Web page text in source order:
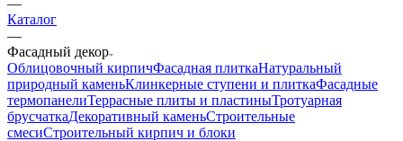
Каталог
—
Фасадный декор
Облицовочный кирпичФасадная плиткаНатуральный
природный каменьКлинкерные ступени и плиткаФасадные
термопанелиТеррасные плиты и пластиныТротуарная
брусчаткаДекоративный каменьСтроительные
смесиСтроительный кирпич и блоки